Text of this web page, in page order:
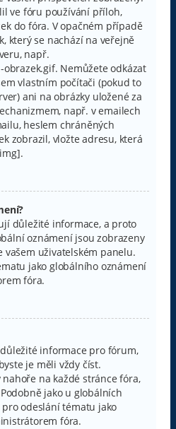
ve fóru používání příloh,
do fóra. V opačném případě
který se nachází na veřejně
např.
Nemůžete odkázat
vlastním počítači (pokud to
ani na obrázky uložené za
např. v emailech
heslem chráněných
zobrazil, vložte adresu, která
důležité informace, a proto
oznámení jsou zobrazeny
vašem uživatelském panelu.
jako globálního oznámení
fóra.
informace pro fórum,
je měli vždy číst.
na každé stránce fóra,
jako u globálních
odeslání tématu jako
fóra.